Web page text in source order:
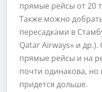
прямые рейсы от 20
Также можно
пересадками в
Qatar Airways» и
прямые рейсы и на
почти одинакова, но
придется дольше.